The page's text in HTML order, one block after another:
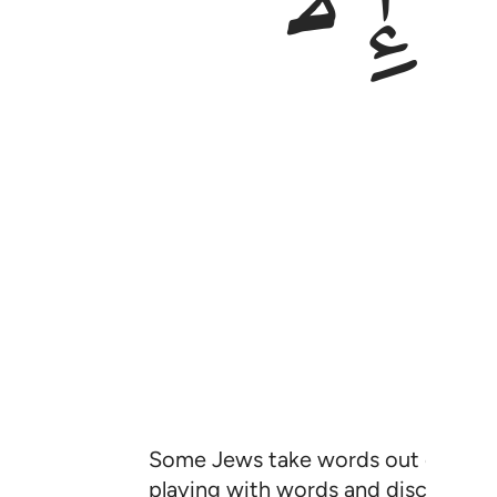
Some Jews take words out of
playing with words and